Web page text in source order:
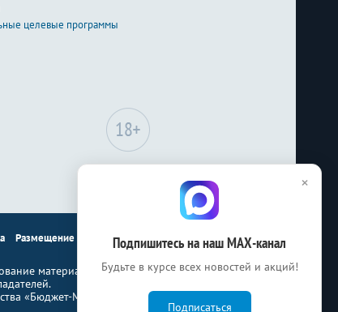
Сайт может содержать
предназначенные для лиц
целевые программы
Размещение рекламы Контакты
материалов Бюджет.ru
«Бюджет-Медиа»
×
Подпишитесь на наш МАХ-канал
Будьте в курсе всех новостей и акций!
Подписаться